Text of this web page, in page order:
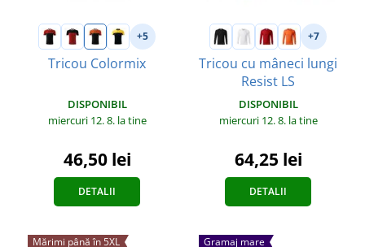
+5
Tricou Colormix
DISPONIBIL
miercuri 12. 8. la tine
46,50 lei
DETALII
+7
Tricou cu mâneci lungi
Resist LS
DISPONIBIL
miercuri 12. 8. la tine
64,25 lei
DETALII
Mărimi până în 5XL
Gramaj mare